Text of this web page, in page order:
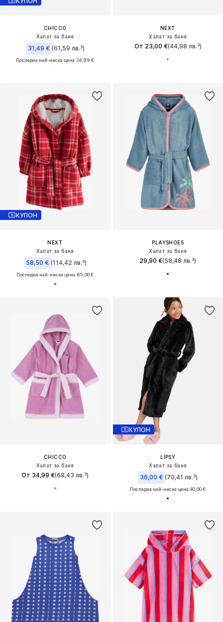
CHICCO
Халат за баня
31,49 € (61,59 лв.³)
Последна най-ниска цена:34,99 €
NEXT
Халат за баня
От 23,00 €(44,98 лв.³)
КУПОН
NEXT
Халат за баня
58,50 € (114,42 лв.³)
Последна най-ниска цена:65,00 €
PLAYSHOES
Халат за баня
29,90 €(58,48 лв.³)
CHICCO
Халат за баня
От 34,99 €(68,43 лв.³)
КУПОН
LIPSY
Халат за баня
36,00 € (70,41 лв.³)
Последна най-ниска цена:40,00 €